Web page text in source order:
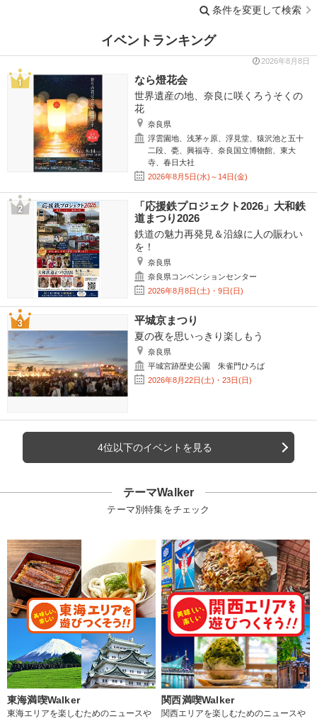
条件を変更して検索
イベントランキング
2026年8月8日
なら燈花会
世界遺産の地、奈良に咲くろうそくの
花
奈良県
浮雲園地、浅茅ヶ原、浮見堂、猿沢池と五十
二段、甍、興福寺、奈良国立博物館、東大
寺、春日大社
2026年8月5日(水)～14日(金)
「応援鉄プロジェクト2026」大和鉄
道まつり2026
鉄道の魅力再発見＆沿線に人の賑わい
を！
奈良県
奈良県コンベンションセンター
2026年8月8日(土)・9日(日)
平城京まつり
夏の夜を思いっきり楽しもう
奈良県
平城宮跡歴史公園 朱雀門ひろば
2026年8月22日(土)・23日(日)
4位以下のイベントを見る
テーマWalker
テーマ別特集をチェック
東海満喫Walker
東海エリアを楽しむためのニュースや
関西満喫Walker
関西エリアを楽しむためのニュースや